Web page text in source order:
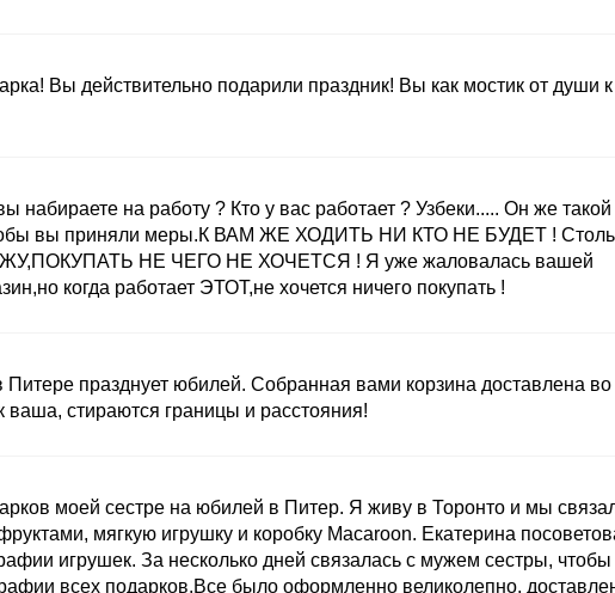
Вы действительно подарили праздник! Вы как мостик от души
набираете на работу ? Кто у вас работает ? Узбеки..... Он же такой
вы приняли меры.К ВАМ ЖЕ ХОДИТЬ НИ КТО НЕ БУДЕТ !
НЕ ЧЕГО НЕ ХОЧЕТСЯ ! Я уже жаловалась вашей
когда работает ЭТОТ,не хочется ничего покупать !
празднует юбилей. Собранная вами корзина доставлена
стираются границы и расстояния!
моей сестре на юбилей в Питер. Я живу в Торонто и мы
мягкую игрушку и коробку Macaroon. Екатерина
игрушек. За несколько дней связалась с мужем сестры, чтобы
всех подарков.Все было оформленно великолепно,